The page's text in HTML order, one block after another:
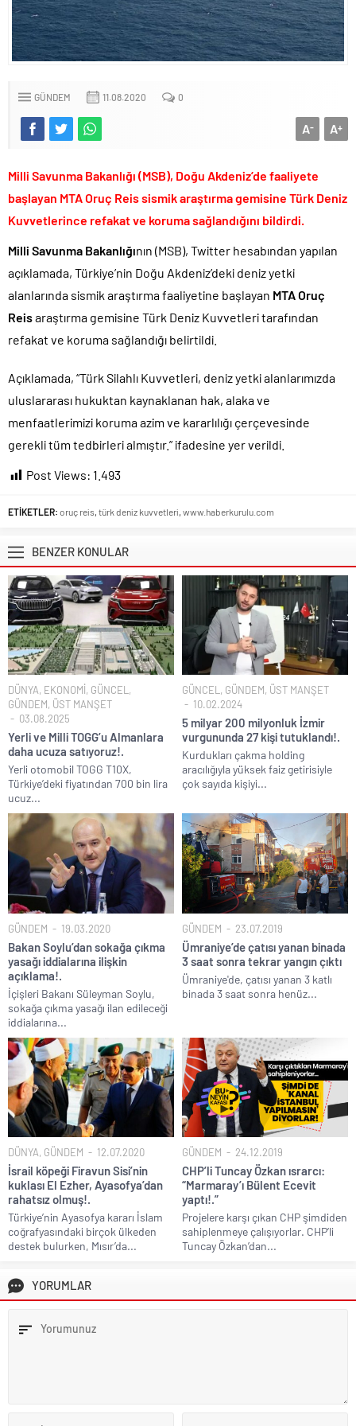
Fenerbahçe Konyaspor maçında F-16 ile gövde gösterisi yapan
paşa emekliye sevk edildi!.
Türkiye’nin ilk kadın hava kuvvetleri paşası hayırlı olsun..
vermeye başladı!.
Brent petrol çakıldı!.
Rüşvet ve yolsuzluktan tutuklanan CHP’li Erdal Beşikçioğlu
Uğur Mumcu dosyası 33 yıl sonra yeniden açılıyor..
CHP Lideri Kılıçdaoğlu’ndan Terörsüz Türkiye sürecine destek
açıklaması..
Denize döktüğümüz(!) Yunanların ekonomisini şaha kaldırdık!.
TÜİK sipariş enflasyon oranlarını açıkladı!.
TÜİK kira zam oranını yüzde 31 olarak açıkladı..
Etimesgut Belediye Başkanı Erdal Beşikçioğlu hakkında
sosyal medyadan öğrendi..
Günlerdir İran’a tehditler savurarak atıp tutan Trump yine kıvırdı!.
GÜNDEM 11.08.2020 0
A+
A-
Milli Savunma Bakanlığı (MSB), Doğu Akdeniz’de faaliyete
başlayan MTA Oruç Reis sismik araştırma gemisine Türk Deniz
Kuvvetlerince refakat ve koruma sağlandığını bildirdi.
Milli Savunma Bakanlığının (MSB), Twitter hesabından yapılan
açıklamada, Türkiye’nin Doğu Akdeniz’deki deniz yetki
alanlarında sismik araştırma faaliyetine başlayan MTA Oruç
Reisaraştırma gemisine Türk Deniz Kuvvetleri tarafından
refakat ve koruma sağlandığı belirtildi.
Açıklamada, “Türk Silahlı Kuvvetleri, deniz yetki alanlarımızda
uluslararası hukuktan kaynaklanan hak, alaka ve
menfaatlerimizi koruma azim ve kararlılığı çerçevesinde
gerekli tüm tedbirleri almıştır.” ifadesine yer verildi.
Post Views: 1.493
ETİKETLER: oruç reis türk deniz kuvvetleri www.haberkurulu.com
BENZER KONULAR
DÜNYA, EKONOMİ, GÜNCEL ,
GÜNDEM, ÜST MANŞET
03.08.2025
Yerli ve Milli TOGG’u Almanlara
daha ucuza satıyoruz!.
Yerli otomobil TOGG T10X,
Türkiye’deki fiyatından 700 bin lira
ucuz...
GÜNCEL , GÜNDEM, ÜST MANŞET
10.02.2024
5 milyar 200 milyonluk İzmir
vurgununda 27 kişi tutuklandı!.
Kurdukları çakma holding
aracılığıyla yüksek faiz getirisiyle
çok sayıda kişiyi...
GÜNDEM 19.03.2020
Bakan Soylu’dan sokağa çıkma
yasağı iddialarına ilişkin
açıklama!.
İçişleri Bakanı Süleyman Soylu,
sokağa çıkma yasağı ilan edileceği
iddialarına...
GÜNDEM 23.07.2019
Ümraniye’de çatısı yanan binada
3 saat sonra tekrar yangın çıktı
Ümraniye'de, çatısı yanan 3 katlı
binada 3 saat sonra henüz...
DÜNYA, GÜNDEM 12.07.2020
İsrail köpeği Firavun Sisi’nin
kuklası El Ezher, Ayasofya’dan
rahatsız olmuş!.
Türkiye’nin Ayasofya kararı İslam
coğrafyasındaki birçok ülkeden
destek bulurken, Mısır’da...
GÜNDEM 24.12.2019
CHP’li Tuncay Özkan ısrarcı:
“Marmaray’ı Bülent Ecevit
yaptı!.”
Projelere karşı çıkan CHP şimdiden
sahiplenmeye çalışıyorlar. CHP’li
Tuncay Özkan’dan...
YORUMLAR